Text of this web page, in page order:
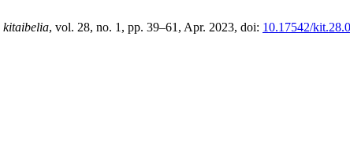
kitaibelia, vol. 28, no. 1, pp. 39–61, Apr. 2023, doi: 10.17542/